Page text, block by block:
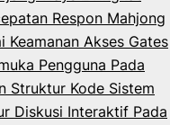
Respon Mahjong
Keamanan Akses Gates
Pengguna Pada
Struktur Kode Sistem
Diskusi Interaktif Pada